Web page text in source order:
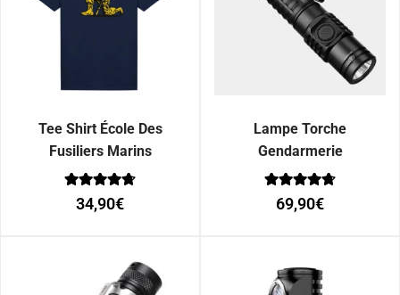
Tee Shirt École Des
Fusiliers Marins
Note
0
34,90€
Lampe Torche
Gendarmerie
Note
0
69,90€